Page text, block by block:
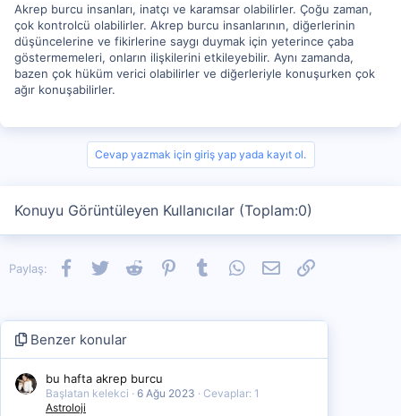
Akrep burcu insanları, inatçı ve karamsar olabilirler. Çoğu zaman,
çok kontrolcü olabilirler. Akrep burcu insanlarının, diğerlerinin
düşüncelerine ve fikirlerine saygı duymak için yeterince çaba
göstermemeleri, onların ilişkilerini etkileyebilir. Aynı zamanda,
bazen çok hüküm verici olabilirler ve diğerleriyle konuşurken çok
ağır konuşabilirler.
Cevap yazmak için giriş yap yada kayıt ol.
Konuyu Görüntüleyen Kullanıcılar (Toplam:0)
Paylaş: Facebook
TwitterReddit PinterestTumblrWhatsApp
E-postaLink
Benzer konular
bu hafta akrep burcu
Başlatan kelekci 6 Ağu 2023
Cevaplar: 1
Astroloji